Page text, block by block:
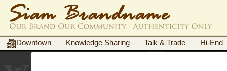
Downtown Knowledge Sharing Talk & Trade Hi-End